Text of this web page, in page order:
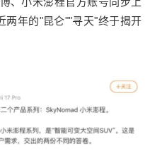
两年的"昆仑""寻天"终于揭开